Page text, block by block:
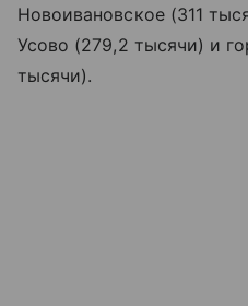
Новоивановское (311
Усово (279,2 тысячи) и
тысячи).